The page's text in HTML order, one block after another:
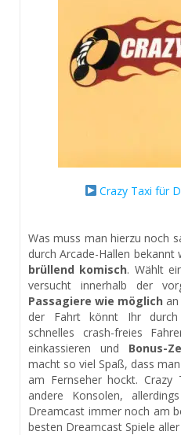
Crazy Taxi für
Was muss man hierzu noch
durch Arcade-Hallen bekannt
brüllend komisch. Wählt
versucht innerhalb der
Passagiere wie möglich
der Fahrt könnt Ihr durch
schnelles crash-freies
einkassieren und Bonus-
macht so viel Spaß, dass
am Fernseher hockt.
andere Konsolen,
Dreamcast immer noch am
besten Dreamcast Spiele